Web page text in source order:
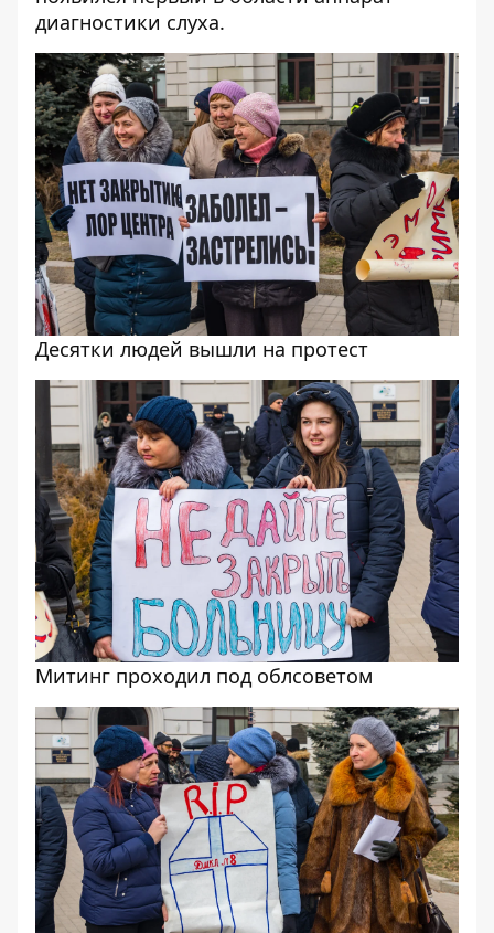
диагностики слуха.
Десятки людей вышли на протест
Митинг проходил под облсоветом